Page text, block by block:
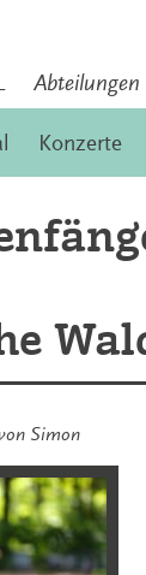
Abteilungen
Konzerte
von Simon